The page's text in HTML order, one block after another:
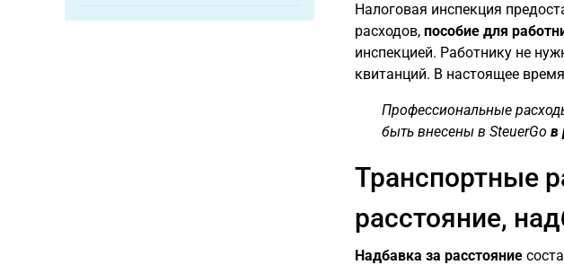
Налоговая инспекция
расходов, пособие для
инспекцией. Работнику не
квитанций. В настоящее
Профессиональные
быть внесены в SteuerGo в
Транспортные
расстояние,
Надбавка за расстояние